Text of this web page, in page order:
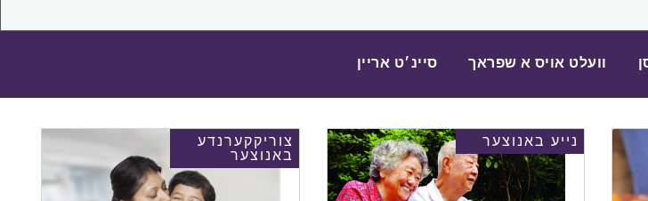
וועלט אויס א שפראך סיינ׳ט אריין
צוריקקערנדע
באנוצער
נייע באנוצער